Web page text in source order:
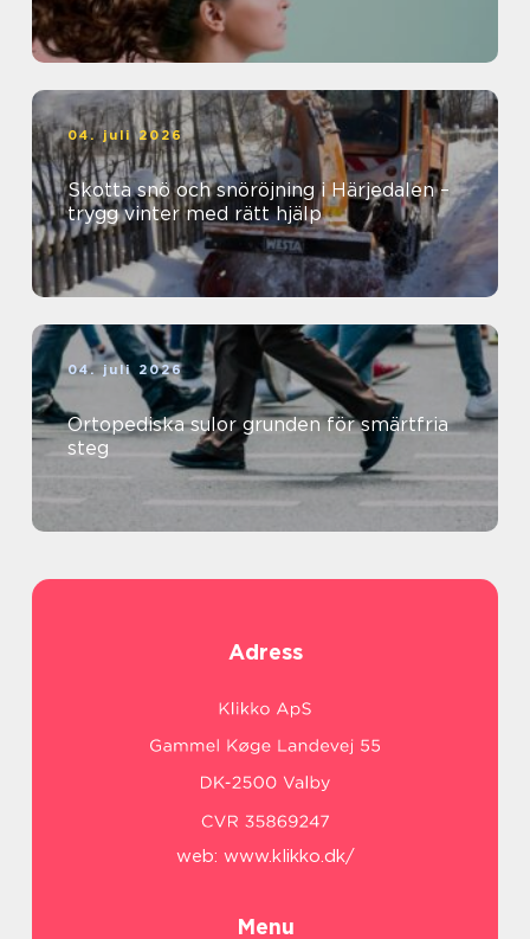
04. juli 2026
Skotta snö och snöröjning i Härjedalen –
trygg vinter med rätt hjälp
04. juli 2026
Ortopediska sulor grunden för smärtfria
steg
Adress
web: www.klikko.dk/
Menu